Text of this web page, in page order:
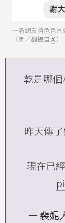
一名網友將色色片
（圖／翻攝自 X ）
乾是哪個
昨天傳
現在已
— 裴妮